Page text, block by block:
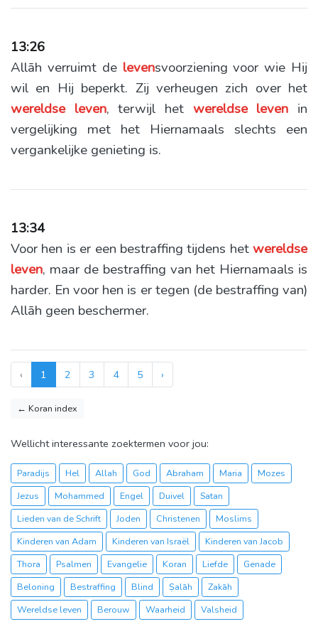
13:26
Allāh verruimt de levensvoorziening voor wie Hij
wil en Hij beperkt. Zij verheugen zich over het
wereldse leven, terwijl het wereldse leven in
vergelijking met het Hiernamaals slechts een
vergankelijke genieting is.
13:34
Voor hen is er een bestraffing tijdens hetwereldse
leven, maar de bestraffing van het Hiernamaals is
harder. En voor hen is er tegen (de bestraffing van)
Allāh geen beschermer.
‹ 1 2 3 4 5 ›
← Koran index
Wellicht interessante zoektermen voor jou:
Paradijs Hel Allah God Abraham Maria
Mozes
Jezus
Mohammed Engel Duivel
Satan
Lieden van de Schrift
Joden Christenen
Moslims
Kinderen van Adam
Kinderen van Israël
Kinderen van Jacob
Thora
Psalmen Evangelie Koran Liefde
Genade
Beloning
Bestraffing Blind Ṣalāh
Zakāh
Wereldse leven
Berouw Waarheid Valsheid